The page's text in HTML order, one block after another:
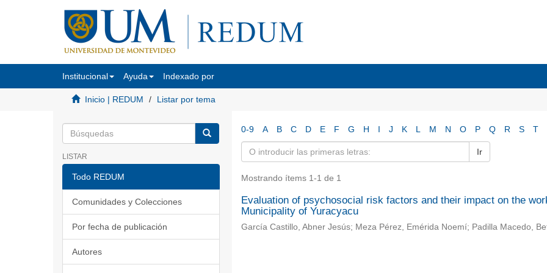
Institucional Ayuda Indexado por
Inicio | REDUM Listar por tema
LISTAR
Todo REDUM
Comunidades y Colecciones
Por fecha de publicación
Autores
0-9 A B C D E F G H I J K L M N O P Q R S T
Ir
Mostrando ítems 1-1 de 1
Evaluation of psychosocial risk factors and their impact on the
Municipality of Yuracyacu
García Castillo, Abner Jesús; Meza Pérez, Emérida Noemí; Padilla Macedo,